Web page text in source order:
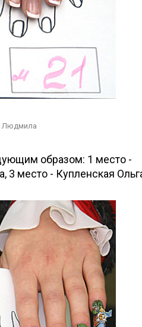
Людмила
образом: 1 место -
3 место - Купленская